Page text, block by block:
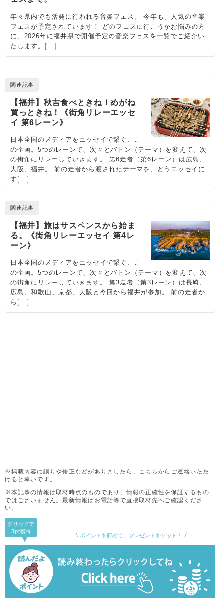
※掲載内容に誤りや修正などがありましたら、 こちら からご連絡いただ
けると幸いです。
※本記事の情報は取材時点のものであり、情報の正確性を保証するもの
ではございません。 最新情報はお電話等で直接取材先へご確認くださ
い。
ポイントを貯めて、プレゼントをゲット！
クリックで
3pt獲得